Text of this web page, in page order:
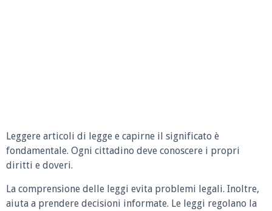
Leggere articoli di legge e capirne il significato è
fondamentale. Ogni cittadino deve conoscere i propri
diritti e doveri.
La comprensione delle leggi evita problemi legali. Inoltre,
aiuta a prendere decisioni informate. Le leggi regolano la